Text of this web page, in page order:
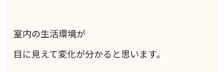
室内の生活環境が
目に見えて変化が分かると思います。